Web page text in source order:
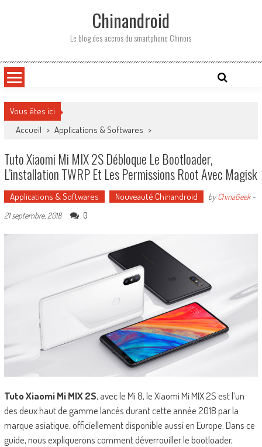
Chinandroid
Le blog des accros du smartphone Chinois
Vous êtes ici
Accueil > Applications & Softwares >
Tuto Xiaomi Mi MIX 2S Débloque Le Bootloader,
L’installation TWRP Et Les Permissions Root Avec Magisk
Applications & Softwares Nouveauté Chinandroid byChinaGeek-
21 septembre, 2018
0
Tuto Xiaomi Mi MIX 2S, avec le Mi 8, le Xiaomi Mi MIX 2S est l’un
des deux haut de gamme lancés durant cette année 2018 par la
marque asiatique, officiellement disponible aussi en Europe. Dans ce
guide, nous expliquerons comment déverrouiller le bootloader,